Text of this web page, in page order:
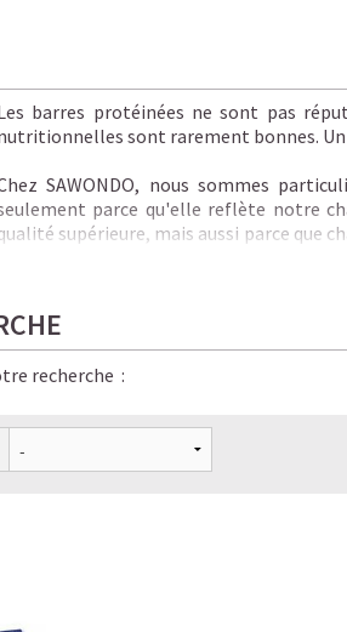
barres protéinées ne sont pas
sont rarement bonnes. Un
SAWONDO, nous sommes
parce qu'elle reflète notre
supérieure, mais aussi parce que
et pleine de protéines.
à tout ce que vous aimez
sentir coupable. À la place, vous
un fort pouvoir de satiété.
barres protéinées aux bienfaits
recherche :